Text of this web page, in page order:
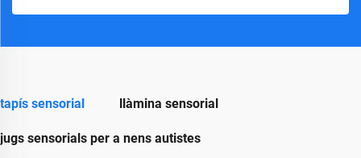
tapís sensorial llàmina sensorial
jugs sensorials per a nens autistes